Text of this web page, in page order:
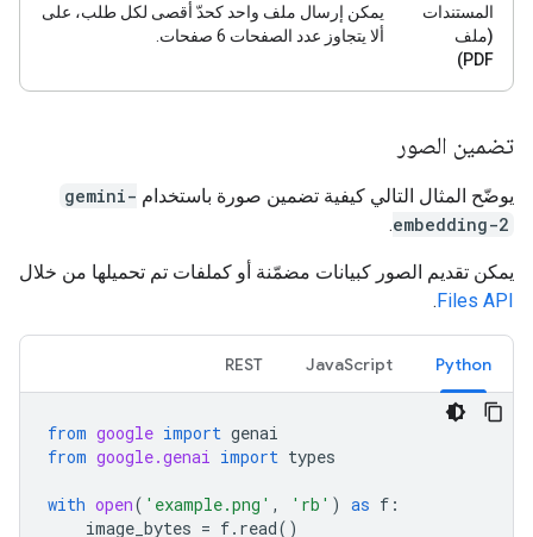
المستندات
(ملف
PDF)
يمكن إرسال ملف واحد كحدّ أقصى لكل طلب، على
ألا يتجاوز عدد الصفحات 6 صفحات.
تضمين الصور
يوضّح المثال التالي كيفية تضمين صورة باستخدام gemini-
embedding-2
.
يمكن تقديم الصور كبيانات مضمّنة أو كملفات تم تحميلها من خلال
Files API
.
Python
JavaScript
REST
from google import genai
from google.genai import types
with open( 'example.png' , 'rb' ) as f :
image_bytes = f. read()